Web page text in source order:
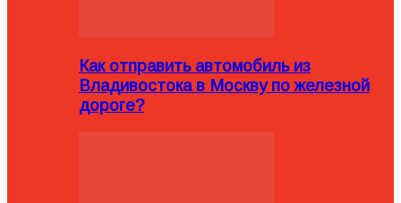
Как отправить автомобиль из
Владивостока в Москву по железной
дороге?